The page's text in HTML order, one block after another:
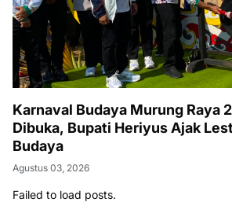
Karnaval Budaya Murung Raya
Dibuka, Bupati Heriyus Ajak
Budaya
Agustus 03, 2026
Failed to load posts.